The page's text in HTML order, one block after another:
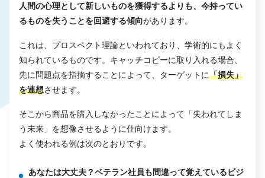
人間の心理として新しいものを獲得するよりも、今持ってい
るものを失うことを回避する傾向があります。
これは、プロスペクト理論といわれており、学術的にもよく
知られているものです。キャッチコピーに取り入れる場合、
先に問題点を指摘することによって、ターゲットに「損失」
を連想させます。
そこから商品を購入しなかったことによって「失われてしま
う未来」を想像させるように仕向けます。
よく使われる例は次のとおりです。
あなたは大丈夫？ベテラン社員も間違って覚えているビジ